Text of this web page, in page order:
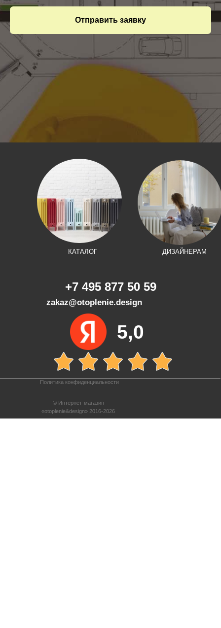
Отправить заявку
КАТАЛОГ ДИЗАЙНЕРАМ
+7 495 877 50 59
© Интернет-магазин
«otoplenie&design» 2016-2026
Политика конфиденциальности
zakaz@otoplenie.design
5,0